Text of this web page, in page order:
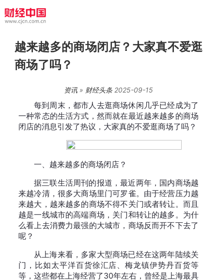
越来越多的商场闭店？大家真不爱逛
商场了吗？
资讯 » 财经头条2025-09-15
每到周末，都市人去逛商场休闲几乎已经成为了
一种常态的生活方式，然而就在最近越来越多的商场
闭店的消息引发了热议，大家真的不爱逛商场了吗？
一、越来越多的商场闭店？
据三联生活周刊的报道，最近两年，国内商场越
来越冷清，很多大商场里门可罗雀。由于经营压力越
来越大，越来越多的商场不得不关门或者转让。而且
越是一线城市的高端商场，关门和转让的越多。为什
么看上去消费力最强的大城市，商场反而开不下去了
呢？
从上海来看，多家大型商场已经在这两年陆续关
门，比如太平洋百货徐汇店、梅龙镇伊势丹百货等
等，这些都在上海经营了30年左右，曾经是上海最具